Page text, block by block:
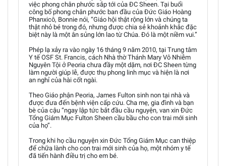
việc phong chân phước sắp tới của ĐC Sheen. Tại buổi
công bố phong chân phước ban đầu của Đức Giáo Hoàng
Phanxicô, Bonnie nói, “Giáo hội thật rộng lớn và chúng ta
thật nhỏ bé trong đó, nhưng được chia sẻ khoảnh khắc đặc
biệt này là một ân sủng lớn lao từ Chúa. Đó là một niềm vui.”
Phép lạ xảy ra vào ngày 16 tháng 9 năm 2010, tại Trung tâm
Y tế OSF St. Francis, cách Nhà thờ Thánh Mary Vô Nhiễm
Nguyên Tội ở Peoria chưa đầy một dặm, nơi ĐC Sheen từng
làm người giúp lễ, được thụ phong linh mục và hiện là nơi
an nghỉ của hài cốt ngài.
Theo Giáo phận Peoria, James Fulton sinh non tại nhà và
được đưa đến bệnh viện cấp cứu. Cha mẹ, gia đình và bạn
bè của cậu “ngay lập tức bắt đầu cầu nguyện, van xin Đức
Tổng Giám Mục Fulton Sheen cầu bầu cho con trai mới sinh
của họ”.
Trong khi họ cầu nguyện xin Đức Tổng Giám Mục can thiệp
để chữa lành cho con trai mới sinh của họ, một nhóm y tế
đã tiến hành điều trị cho em bé.